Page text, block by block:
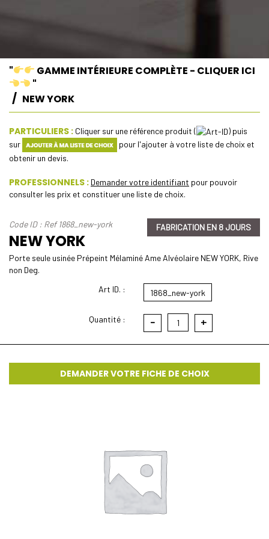
"
GAMME INTÉRIEURE COMPLÈTE - CLIQUER ICI
"
NEW YORK
PARTICULIERS : Cliquer sur une référence produit (
) puis
sur
pour l'ajouter à votre liste de choix et
obtenir un devis.
PROFESSIONNELS : Demander votre identifiant pour pouvoir
consulter les prix et constituer une liste de choix.
Code ID : Ref 1868_new-york
NEW YORK
FABRICATION EN 8 JOURS
Porte seule usinée Prépeint Mélaminé Ame Alvéolaire NEW YORK, Rive
non Deg.
Art ID. :
Quantité :
1868_new-york
- 1 +
DEMANDER VOTRE FICHE DE CHOIX